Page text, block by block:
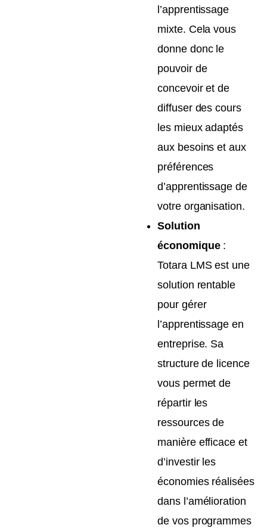
l’apprentissage
mixte. Cela vous
donne donc le
pouvoir de
concevoir et de
diffuser des cours
les mieux adaptés
aux besoins et aux
préférences
d’apprentissage de
votre organisation.
Solution
économique:
Totara LMS est une
solution rentable
pour gérer
l’apprentissage en
entreprise. Sa
structure de licence
vous permet de
répartir les
ressources de
manière efficace et
d’investir les
économies réalisées
dans l’amélioration
de vos programmes